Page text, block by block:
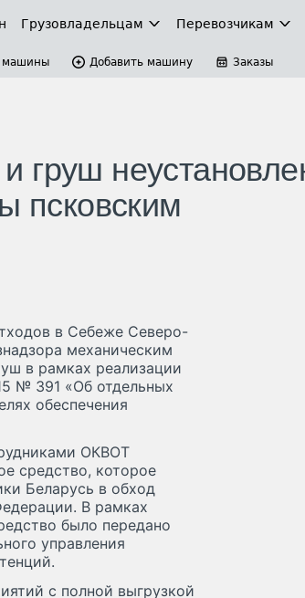
Грузовладельцам Перевозчикам
машины Добавить машину Заказы
груш
псковским
в Себеже Северо-
механическим
в рамках реализации
№ 391 «Об отдельных
обеспечения
ОКВОТ
средство, которое
Беларусь в обход
В рамках
было передано
управления
с полной выгрузкой